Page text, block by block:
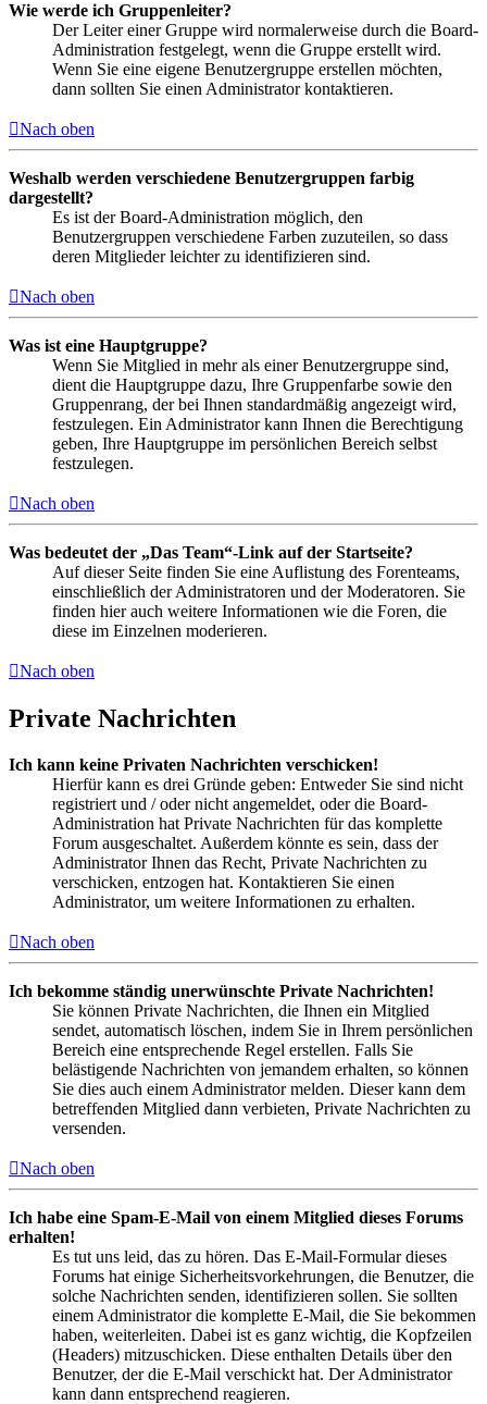
Wie werde ich Gruppenleiter?
Der Leiter einer Gruppe wird normalerweise durch die Board-
Administration festgelegt, wenn die Gruppe erstellt wird.
Wenn Sie eine eigene Benutzergruppe erstellen möchten,
dann sollten Sie einen Administrator kontaktieren.
Nach oben
Weshalb werden verschiedene Benutzergruppen farbig
dargestellt?
Es ist der Board-Administration möglich, den
Benutzergruppen verschiedene Farben zuzuteilen, so dass
deren Mitglieder leichter zu identifizieren sind.
Nach oben
Was ist eine Hauptgruppe?
Wenn Sie Mitglied in mehr als einer Benutzergruppe sind,
dient die Hauptgruppe dazu, Ihre Gruppenfarbe sowie den
Gruppenrang, der bei Ihnen standardmäßig angezeigt wird,
festzulegen. Ein Administrator kann Ihnen die Berechtigung
geben, Ihre Hauptgruppe im persönlichen Bereich selbst
festzulegen.
Nach oben
Was bedeutet der „Das Team“-Link auf der Startseite?
Auf dieser Seite finden Sie eine Auflistung des Forenteams,
einschließlich der Administratoren und der Moderatoren. Sie
finden hier auch weitere Informationen wie die Foren, die
diese im Einzelnen moderieren.
Nach oben
Private Nachrichten
Ich kann keine Privaten Nachrichten verschicken!
Hierfür kann es drei Gründe geben: Entweder Sie sind nicht
registriert und / oder nicht angemeldet, oder die Board-
Administration hat Private Nachrichten für das komplette
Forum ausgeschaltet. Außerdem könnte es sein, dass der
Administrator Ihnen das Recht, Private Nachrichten zu
verschicken, entzogen hat. Kontaktieren Sie einen
Administrator, um weitere Informationen zu erhalten.
Nach oben
Ich bekomme ständig unerwünschte Private Nachrichten!
Sie können Private Nachrichten, die Ihnen ein Mitglied
sendet, automatisch löschen, indem Sie in Ihrem persönlichen
Bereich eine entsprechende Regel erstellen. Falls Sie
belästigende Nachrichten von jemandem erhalten, so können
Sie dies auch einem Administrator melden. Dieser kann dem
betreffenden Mitglied dann verbieten, Private Nachrichten zu
versenden.
Nach oben
Ich habe eine Spam-E-Mail von einem Mitglied dieses Forums
erhalten!
Es tut uns leid, das zu hören. Das E-Mail-Formular dieses
Forums hat einige Sicherheitsvorkehrungen, die Benutzer, die
solche Nachrichten senden, identifizieren sollen. Sie sollten
einem Administrator die komplette E-Mail, die Sie bekommen
haben, weiterleiten. Dabei ist es ganz wichtig, die Kopfzeilen
(Headers) mitzuschicken. Diese enthalten Details über den
Benutzer, der die E-Mail verschickt hat. Der Administrator
kann dann entsprechend reagieren.